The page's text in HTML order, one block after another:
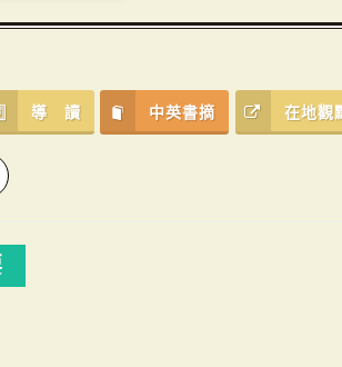
導 讀 中英書摘 在地觀